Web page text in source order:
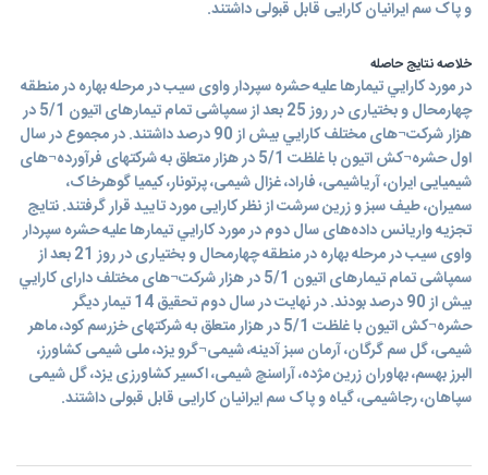
و پاک سم ایرانیان کارایی قابل قبولی داشتند.
خلاصه نتایج حاصله
در مورد كارايي تيمارها عليه حشره سپردار واوی سیب در مرحله بهاره در منطقه
چهارمحال و بختیاری در روز 25 بعد از سمپاشی تمام تیمارهای اتیون 5/1 در
هزار شرکت¬های مختلف كارايي بیش از 90 درصد داشتند. در مجموع در سال
اول حشره¬کش اتیون با غلظت 5/1 در هزار متعلق به شرکتهای فرآورده¬های
شیمیایی ایران، آریاشیمی، فاراد، غزال شیمی، پرتونار، کیمیا گوهرخاک،
سمیران، طیف سبز و زرین سرشت از نظر کارایی مورد تایید قرار گرفتند. نتایج
تجزیه واریانس داده‌های سال دوم در مورد كارايي تيمارها عليه حشره سپردار
واوی سیب در مرحله بهاره در منطقه چهارمحال و بختیاری در روز 21 بعد از
سمپاشی تمام تیمارهای اتیون 5/1 در هزار شرکت¬های مختلف دارای كارايي
بیش از 90 درصد بودند. در نهایت در سال دوم تحقیق 14 تیمار دیگر
حشره¬کش اتیون با غلظت 5/1 در هزار متعلق به شرکتهای خزرسم کود، ماهر
شیمی، گل سم گرگان، آرمان سبز آدینه، شیمی¬گرو یزد، ملی شیمی کشاورز،
البرز بهسم، بهاوران زرین مژده، آراسنچ شیمی، اکسیر کشاورزی یزد، گل شیمی
سپاهان، رجاشیمی، گیاه و پاک سم ایرانیان کارایی قابل قبولی داشتند.